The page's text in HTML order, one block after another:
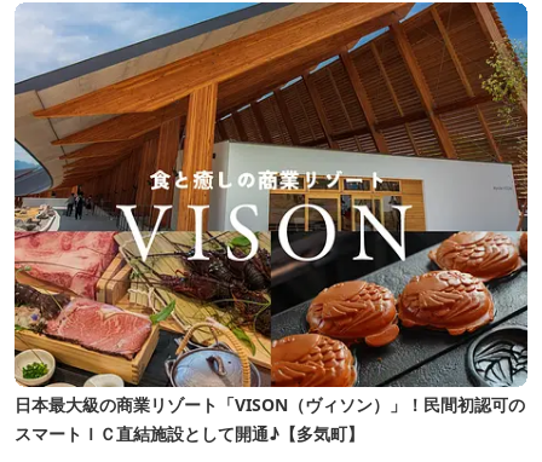
日本最大級の商業リゾート「VISON（ヴィソン）」！民間初認可の
スマートＩＣ直結施設として開通♪【多気町】